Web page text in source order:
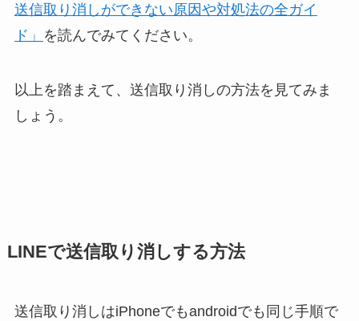
送信取り消しができない原因や対処法の全ガイ
ド」 を読んでみてください。
以上を踏まえて、送信取り消しの方法を見てみま
しょう。
LINEで送信取り消しする方法
送信取り消しはiPhoneでもandroidでも同じ手順で